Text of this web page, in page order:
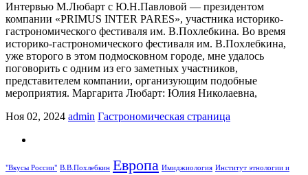
Интервью М.Любарт с Ю.Н.Павловой — президентом
компании «PRIMUS INTER PARES», участника историко-
гастрономического фестиваля им. В.Похлебкина. Во время
историко-гастрономического фестиваля им. В.Похлебкина,
уже второго в этом подмосковном городе, мне удалось
поговорить с одним из его заметных участников,
представителем компании, организующим подобные
мероприятия. Маргарита Любарт: Юлия Николаевна,
Ноя 02, 2024 admin Гастрономическая страница
"Вкусы России" В.В.Похлебкин Европа Имиджиология Институт этнологии и